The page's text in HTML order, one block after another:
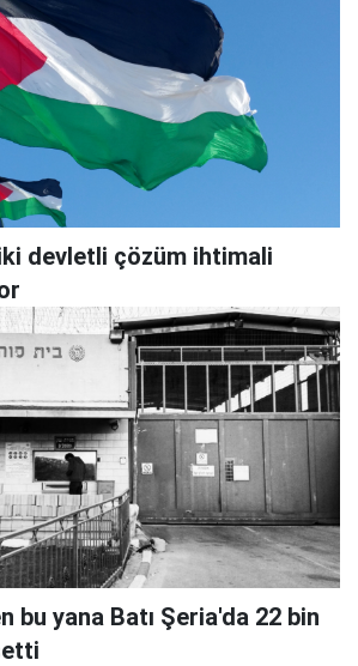
devletli çözüm ihtimali
bu yana Batı Şeria'da 22 bin